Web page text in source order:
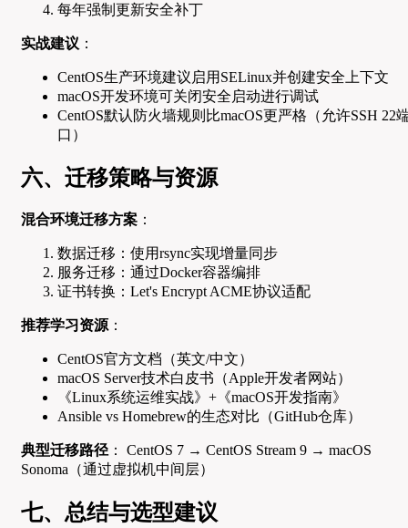
每年强制更新安全补丁
实战建议 ：
CentOS生产环境建议启用SELinux并创建安全上下文
macOS开发环境可关闭安全启动进行调试
CentOS默认防火墙规则比macOS更严格（允许SSH 22
口）
六、迁移策略与资源
混合环境迁移方案 ：
数据迁移：使用rsync实现增量同步
服务迁移：通过Docker容器编排
证书转换：Let's Encrypt ACME协议适配
推荐学习资源 ：
CentOS官方文档（英文/中文）
macOS Server技术白皮书（Apple开发者网站）
《Linux系统运维实战》+《macOS开发指南》
Ansible vs Homebrew的生态对比（GitHub仓库）
典型迁移路径 ： CentOS 7 → CentOS Stream 9 → macOS
Sonoma（通过虚拟机中间层）
七、总结与选型建议